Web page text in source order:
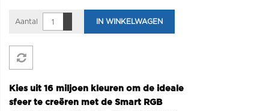
Aantal IN WINKELWAGEN
Kies uit 16 miljoen kleuren om de ideale
sfeer te creëren met de Smart RGB